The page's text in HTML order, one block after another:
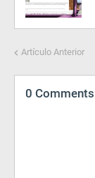
Artículo Anterior
0 Comments